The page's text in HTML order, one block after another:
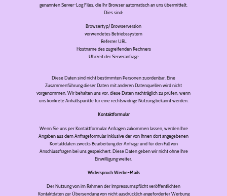
genannten Server-Log Files, die Ihr Browser automatisch an uns übermittelt.
Dies sind:
Browsertyp/ Browserversion
verwendetes Betriebssystem
Referrer URL
Hostname des zugreifenden Rechners
Uhrzeit der Serveranfrage
Diese Daten sind nicht bestimmten Personen zuordenbar. Eine
Zusammenführung dieser Daten mit anderen Datenquellen wird nicht
vorgenommen. Wir behalten uns vor, diese Daten nachträglich zu prüfen, wenn
uns konkrete Anhaltspunkte für eine rechtswidrige Nutzung bekannt werden.
Kontaktformular
Wenn Sie uns per Kontaktformular Anfragen zukommen lassen, werden Ihre
Angaben aus dem Anfrageformular inklusive der von Ihnen dort angegebenen
Kontaktdaten zwecks Bearbeitung der Anfrage und für den Fall von
Anschlussfragen bei uns gespeichert. Diese Daten geben wir nicht ohne Ihre
Einwilligung weiter.
Widerspruch Werbe-Mails
Der Nutzung von im Rahmen der Impressumspflicht veröffentlichten
Kontaktdaten zur Übersendung von nicht ausdrücklich angeforderter Werbung